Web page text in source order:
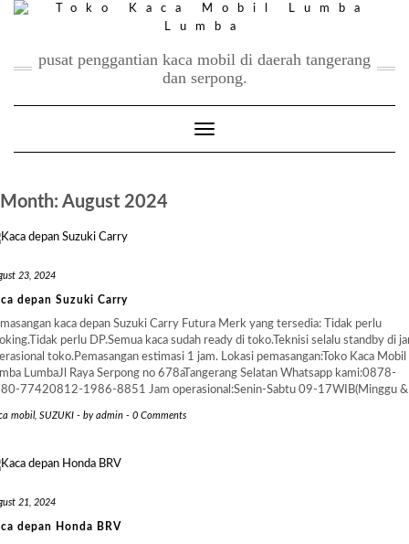
Skip
pusat penggantian kaca mobil di daerah tangerang
dan serpong.
Toggle Navigation
Month: August 2024
23, 2024
depan Suzuki Carry
kaca depan Suzuki Carry Futura Merk yang tersedia: Tidak perlu
perlu DP.Semua kaca sudah ready di toko.Teknisi selalu standby di
toko.Pemasangan estimasi 1 jam. Lokasi pemasangan:Toko Kaca Mobil
LumbaJl Raya Serpong no 678aTangerang Selatan Whatsapp kami:0878-
77420812-1986-8851 Jam operasional:Senin-Sabtu 09-17WIB(Minggu
mobil, SUZUKI - byadmin - 0 Comments
21, 2024
depan Honda BRV